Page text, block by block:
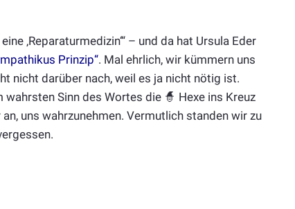
‚Reparaturmedizin‘“ – und da hat Ursula Eder
Prinzip“. Mal ehrlich, wir kümmern uns
nicht darüber nach, weil es ja nicht nötig ist.
Sinn des Wortes die 🧙 Hexe ins Kreuz
uns wahrzunehmen. Vermutlich standen wir zu